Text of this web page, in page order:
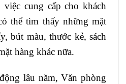
cung cấp cho khách
thể tìm thấy những mặt
bút màu, thước kẻ, sách
hàng khác nữa.
lâu năm, Văn phòng